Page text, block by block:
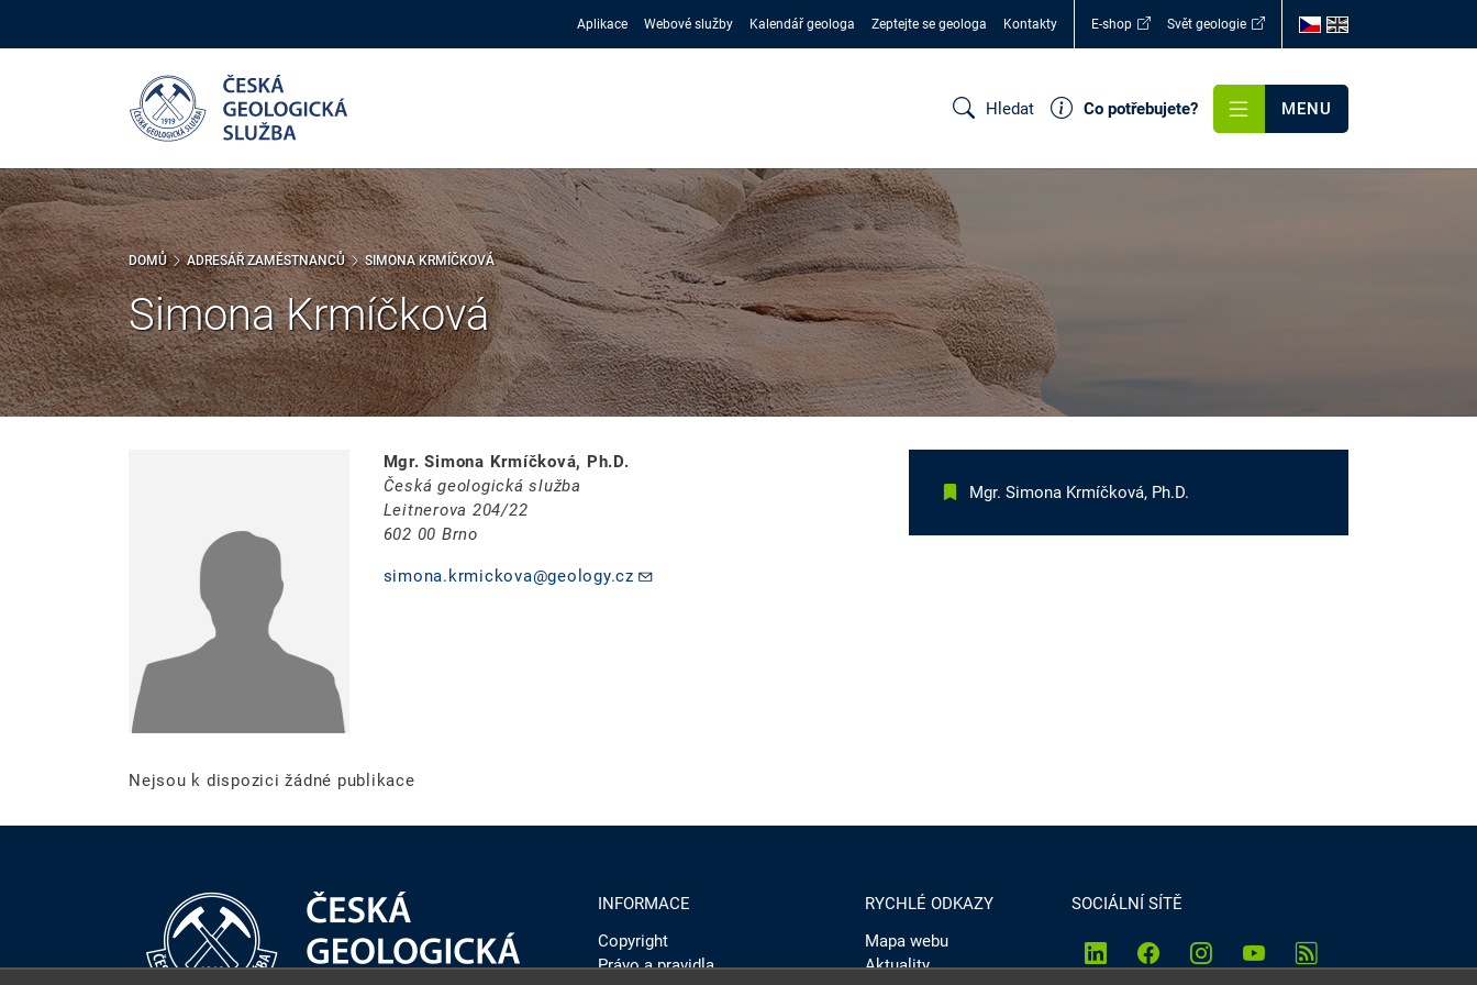
Aplikace Webové služby Kalendář geologa Zeptejte se geologa Kontakty E-shop Svět geologie
Hledat Co potřebujete? MENU
DOMŮ ADRESÁŘ ZAMĚSTNANCŮ SIMONA KRMÍČKOVÁ
Simona Krmíčková
Mgr. Simona Krmíčková, Ph.D.
Česká geologická služba
Leitnerova 204/22
602 00 Brno
simona.krmickova@geology.cz
Nejsou k dispozici žádné publikace
Mgr. Simona Krmíčková, Ph.D.
INFORMACE
Copyright
Právo a pravidla
RYCHLÉ ODKAZY
Mapa webu
Aktuality
SOCIÁLNÍ SÍTĚ